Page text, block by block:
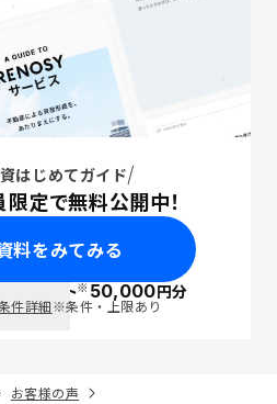
はじめてガイド
定で無料公開中！
料をみてみる
ポイント※50,000円分
件詳細※条件・上限あり
お客様の声